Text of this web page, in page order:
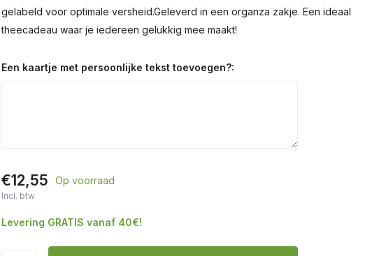
gelabeld voor optimale versheid.Geleverd in een organza zakje. Een ideaal
theecadeau waar je iedereen gelukkig mee maakt!
Een kaartje met persoonlijke tekst toevoegen?:
€12,55 Op voorraad
Incl. btw
Levering GRATIS vanaf 40€!